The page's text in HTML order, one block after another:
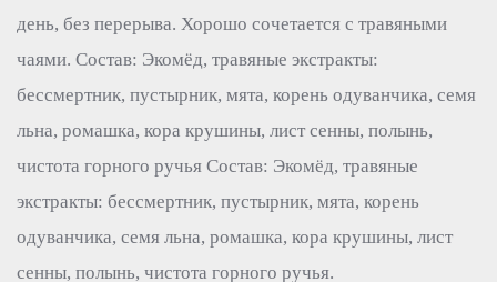
день, без перерыва. Хорошо сочетается с травяными
чаями. Состав: Экомёд, травяные экстракты:
бессмертник, пустырник, мята, корень одуванчика, семя
льна, ромашка, кора крушины, лист сенны, полынь,
чистота горного ручья Состав: Экомёд, травяные
экстракты: бессмертник, пустырник, мята, корень
одуванчика, семя льна, ромашка, кора крушины, лист
сенны, полынь, чистота горного ручья.